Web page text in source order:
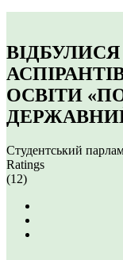
ОСВІТИ
Студентський
Ratings
(12)